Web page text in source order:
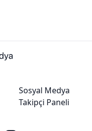
Sosyal Medya
Takipçi Paneli